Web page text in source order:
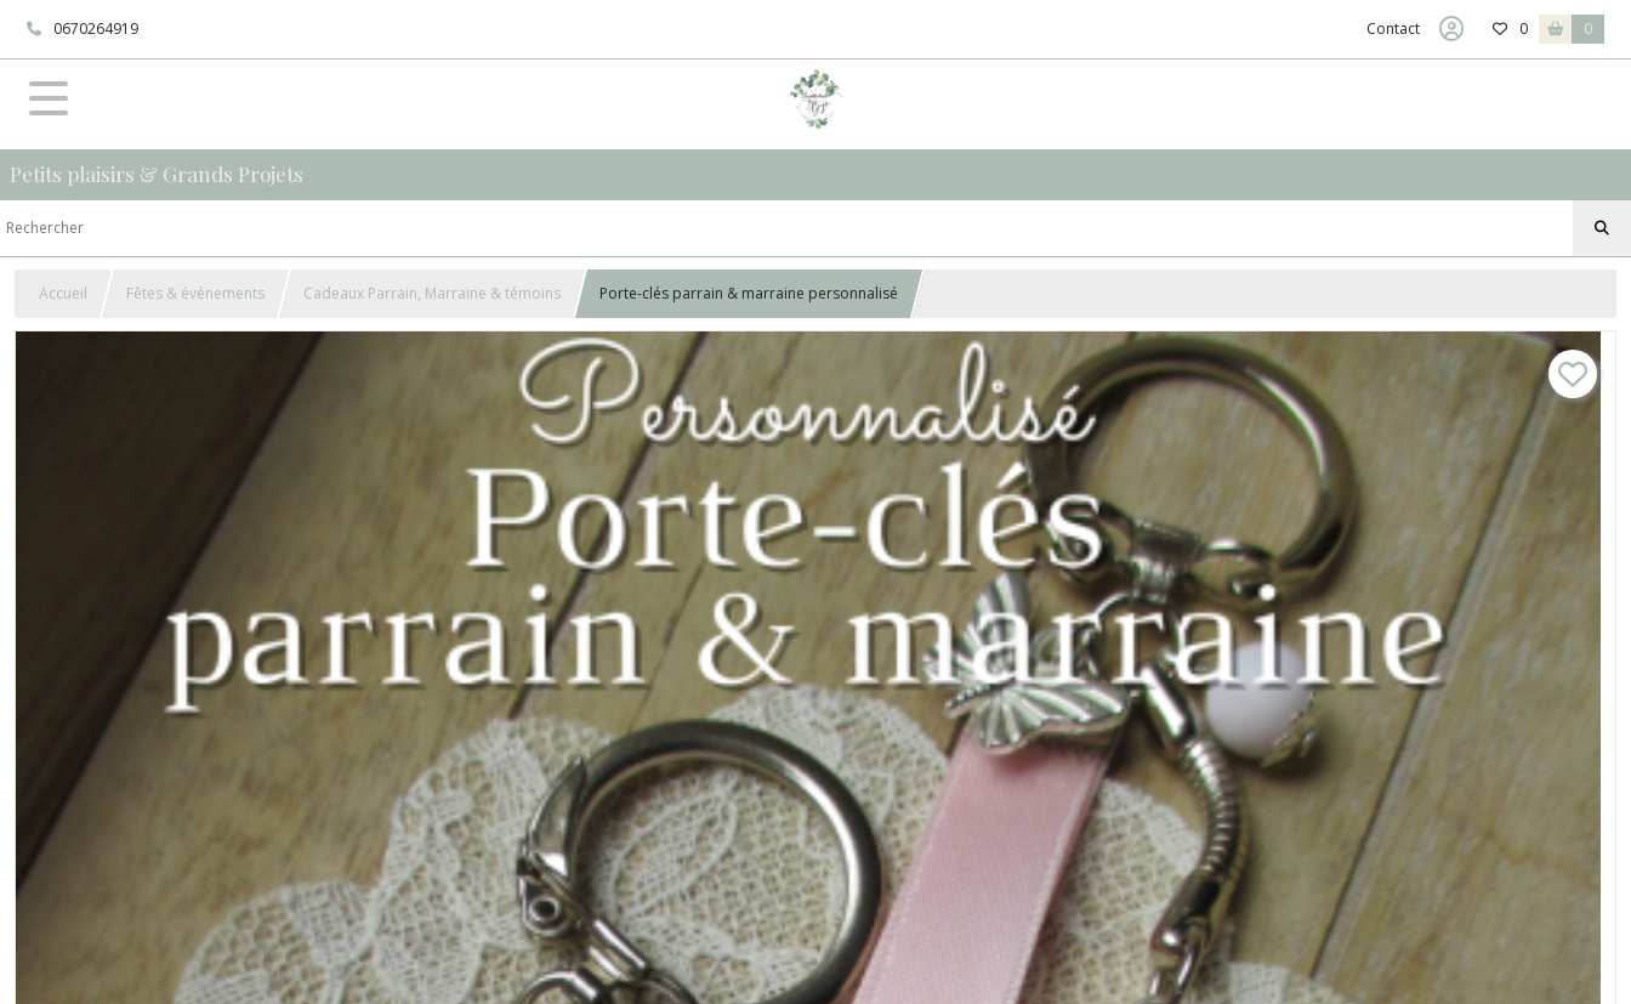
0670264919 Contact 0 0
Petits plaisirs & Grands Projets
Accueil Fêtes & événements Cadeaux Parrain, Marraine & témoins Porte-clés parrain & marraine personnalisé